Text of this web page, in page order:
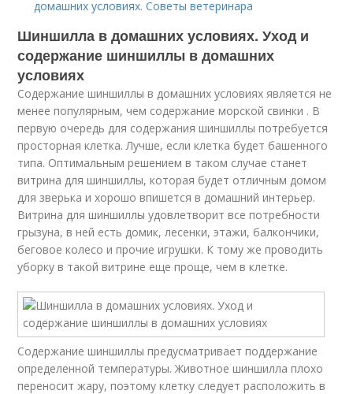
домашних условиях. Советы ветеринара
Шиншилла в домашних условиях. Уход и
содержание шиншиллы в домашних
условиях
Содержание шиншиллы в домашних условиях является не
менее популярным, чем содержание морской свинки . В
первую очередь для содержания шиншиллы потребуется
просторная клетка. Лучше, если клетка будет башенного
типа. Оптимальным решением в таком случае станет
витрина для шиншиллы, которая будет отличным домом
для зверька и хорошо впишется в домашний интерьер.
Витрина для шиншиллы удовлетворит все потребности
грызуна, в ней есть домик, лесенки, этажи, балкончики,
беговое колесо и прочие игрушки. К тому же проводить
уборку в такой витрине еще проще, чем в клетке.
Содержание шиншиллы предусматривает поддержание
определенной температуры. Животное шиншилла плохо
переносит жару, поэтому клетку следует расположить в